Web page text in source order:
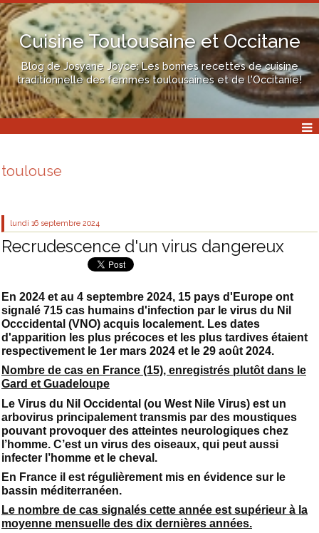
Cuisine Toulousaine et Occitane
Blog de Josyane Joyce: Les bonnes recettes de cuisine
traditionnelle des femmes toulousaines et de l'Occitanie!
toulouse
lundi 16 septembre 2024
Recrudescence d'un virus dangereux
En 2024 et au 4 septembre 2024, 15 pays d'Europe ont
signalé 715 cas humains d'infection par le virus du Nil
Occcidental (VNO) acquis localement. Les dates
d'apparition les plus précoces et les plus tardives étaient
respectivement le 1er mars 2024 et le 29 août 2024.
Nombre de cas en France (15), enregistrés plutôt dans le
Gard et Guadeloupe
Le Virus du Nil Occidental (ou West Nile Virus) est un
arbovirus principalement transmis par des moustiques
pouvant provoquer des atteintes neurologiques chez
l’homme. C’est un virus des oiseaux, qui peut aussi
infecter l’homme et le cheval.
En France il est régulièrement mis en évidence sur le
bassin méditerranéen.
Le nombre de cas signalés cette année est supérieur à la
moyenne mensuelle des dix dernières années.